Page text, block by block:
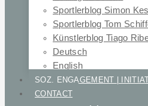
Sportlerblog Simon
Sportlerblog Tom
Künstlerblog Tiago
Deutsch
English
SOZ. ENGAGEMENT |
CONTACT